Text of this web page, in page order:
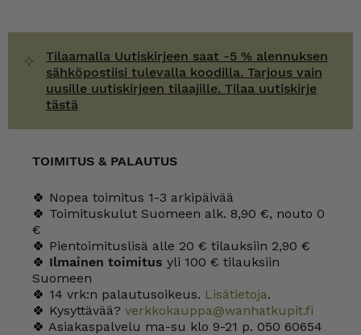
Tilaamalla Uutiskirjeen saat -5 % alennuksen
sähköpostiisi tulevalla koodilla. Tarjous vain
uusille uutiskirjeen tilaajille. Tilaa uutiskirje
tästä
TOIMITUS & PALAUTUS
🍀 Nopea toimitus 1-3 arkipäivää
🍀 Toimituskulut Suomeen alk. 8,90 €, nouto 0
€
🍀 Pientoimituslisä alle 20 € tilauksiin 2,90 €
🍀 Ilmainen toimitus yli 100 € tilauksiin
Suomeen
🍀 14 vrk:n palautusoikeus. Lisätietoja.
🍀 Kysyttävää? verkkokauppa@wanhatkupit.fi
🍀 Asiakaspalvelu ma-su klo 9-21 p. 050 60654